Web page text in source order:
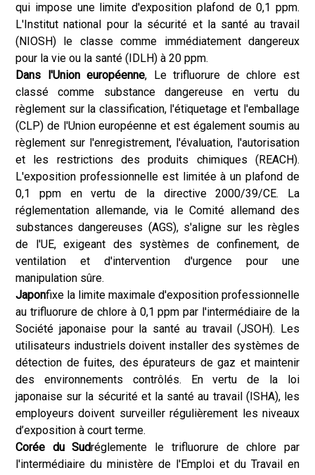
qui impose une limite d'exposition plafond de 0,1 ppm.
L'Institut national pour la sécurité et la santé au travail
(NIOSH) le classe comme immédiatement dangereux
pour la vie ou la santé (IDLH) à 20 ppm.
Dans l'Union européenne, Le trifluorure de chlore est
classé comme substance dangereuse en vertu du
règlement sur la classification, l'étiquetage et l'emballage
(CLP) de l'Union européenne et est également soumis au
règlement sur l'enregistrement, l'évaluation, l'autorisation
et les restrictions des produits chimiques (REACH).
L'exposition professionnelle est limitée à un plafond de
0,1 ppm en vertu de la directive 2000/39/CE. La
réglementation allemande, via le Comité allemand des
substances dangereuses (AGS), s'aligne sur les règles
de l'UE, exigeant des systèmes de confinement, de
ventilation et d'intervention d'urgence pour une
manipulation sûre.
Japonfixe la limite maximale d'exposition professionnelle
au trifluorure de chlore à 0,1 ppm par l'intermédiaire de la
Société japonaise pour la santé au travail (JSOH). Les
utilisateurs industriels doivent installer des systèmes de
détection de fuites, des épurateurs de gaz et maintenir
des environnements contrôlés. En vertu de la loi
japonaise sur la sécurité et la santé au travail (ISHA), les
employeurs doivent surveiller régulièrement les niveaux
d’exposition à court terme.
Corée du Sudréglemente le trifluorure de chlore par
l'intermédiaire du ministère de l'Emploi et du Travail en